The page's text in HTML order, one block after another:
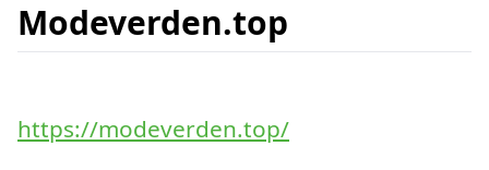
Modeverden.top
https://modeverden.top/